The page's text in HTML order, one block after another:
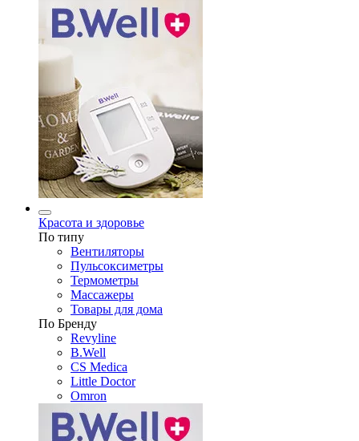
Красота и здоровье
По типу
Вентиляторы
Пульсоксиметры
Термометры
Массажеры
Товары для дома
По Бренду
Revyline
B.Well
CS Medica
Little Doctor
Omron